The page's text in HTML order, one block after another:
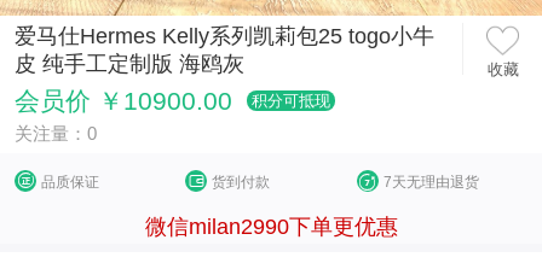
爱马仕Hermes Kelly系列凯莉包25 togo小牛
皮 纯手工定制版 海鸥灰
收藏
会员价 ￥10900.00 积分可抵现
关注量：0
品质保证 货到付款 7天无理由退货
微信milan2990下单更优惠